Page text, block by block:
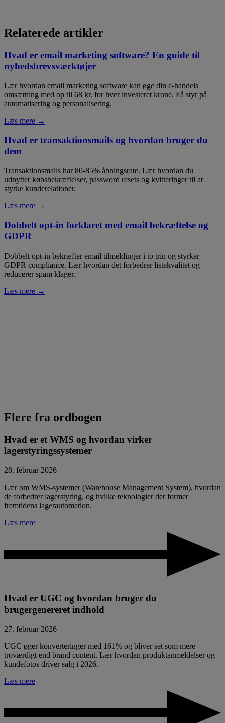
Relaterede artikler
Hvad er email marketing software? En guide til
nyhedsbrevsværktøjer
Lær hvordan email marketing software kan øge din e-handels
omsætning med op til 68 kr. for hver investeret krone. Få styr på
automatisering og personalisering.
Læs mere →
Hvad er transaktionsmails og hvordan bruger du
dem
Transaktionsmails har 80-85% åbningsrate. Lær hvordan du
udnytter købsbekræftelser, password resets og kvitteringer til at
styrke kunderelationer.
Læs mere →
Dobbelt opt-in forklaret med email bekræftelse og
GDPR
Dobbelt opt-in bekræfter email tilmeldinger i to trin og styrker
GDPR compliance. Lær hvordan det forbedrer listekvalitet og
reducerer spam klager.
Læs mere →
Flere fra ordbogen
Hvad er et WMS og hvordan virker
lagerstyringssystemer
28. februar 2026
Lær om WMS-systemer (Warehouse Management System), hvordan
de forbedrer lagerstyring, og hvilke teknologier der former
fremtidens lagerautomation.
Læs mere
Hvad er UGC og hvordan bruger du
brugergenereret indhold
27. februar 2026
UGC øger konverteringer med 161% og bliver set som mere
troværdigt end brand content. Lær hvordan produktanmeldelser og
kundefotos driver salg i 2026.
Læs mere